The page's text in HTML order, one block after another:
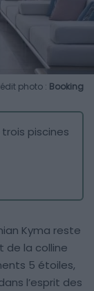
photo : Booking
trois piscines
Kyma reste
de la colline
5 étoiles,
l’esprit des